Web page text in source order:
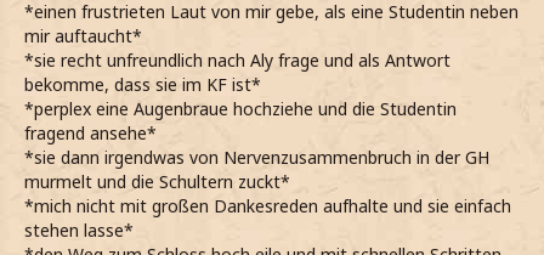
*einen frustrieten Laut von mir gebe, als eine Studentin neben
mir auftaucht*
*sie recht unfreundlich nach Aly frage und als Antwort
bekomme, dass sie im KF ist*
*perplex eine Augenbraue hochziehe und die Studentin
fragend ansehe*
*sie dann irgendwas von Nervenzusammenbruch in der GH
murmelt und die Schultern zuckt*
*mich nicht mit großen Dankesreden aufhalte und sie einfach
stehen lasse*